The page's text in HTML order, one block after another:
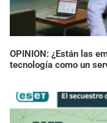
OPINION: ¿Están las
tecnología como un